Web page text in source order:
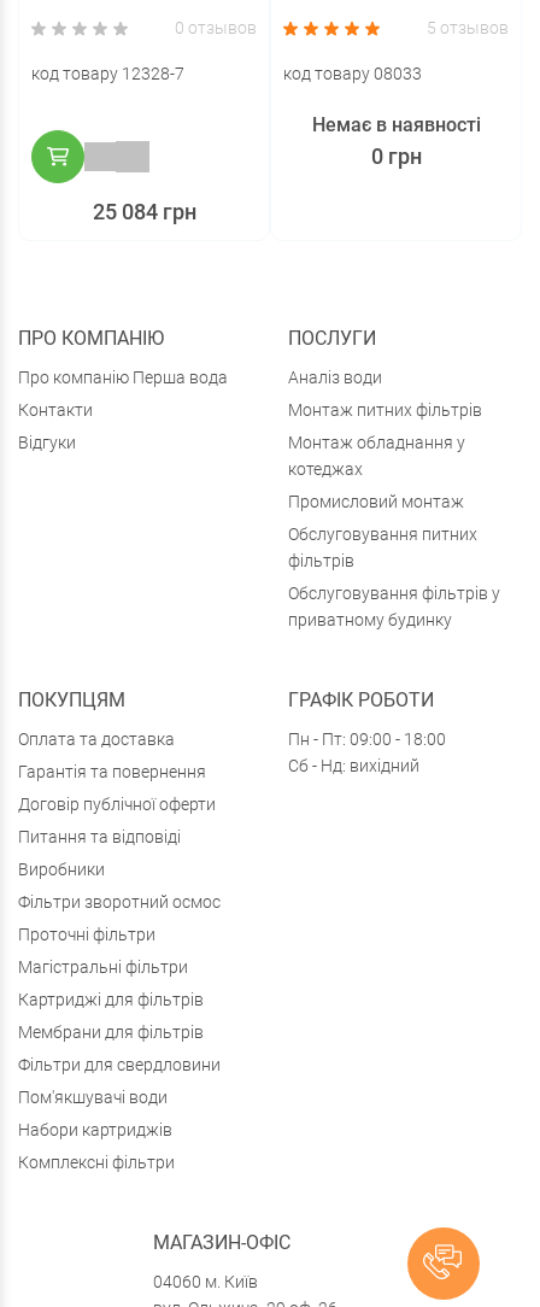
0 отзывов
код товару 12328-7
25 084 грн
5 отзывов
код товару 08033
0 грн
Немає в наявності
ПРО КОМПАНІЮ
Про компанію Перша вода
Контакти
Відгуки
ПОСЛУГИ
Аналіз води
Монтаж питних фільтрів
Монтаж обладнання у
котеджах
Промисловий монтаж
Обслуговування питних
фільтрів
Обслуговування фільтрів у
приватному будинку
ПОКУПЦЯМ
Оплата та доставка
Гарантія та повернення
Договір публічної оферти
Питання та відповіді
Виробники
Фільтри зворотний осмос
Проточні фільтри
Магістральні фільтри
Картриджі для фільтрів
Мембрани для фільтрів
Фільтри для свердловини
Пом'якшувачі води
Набори картриджів
Комплексні фільтри
ГРАФІК РОБОТИ
Пн - Пт: 09:00 - 18:00
Сб - Нд: вихідний
МАГАЗИН-ОФІС
04060 м. Київ